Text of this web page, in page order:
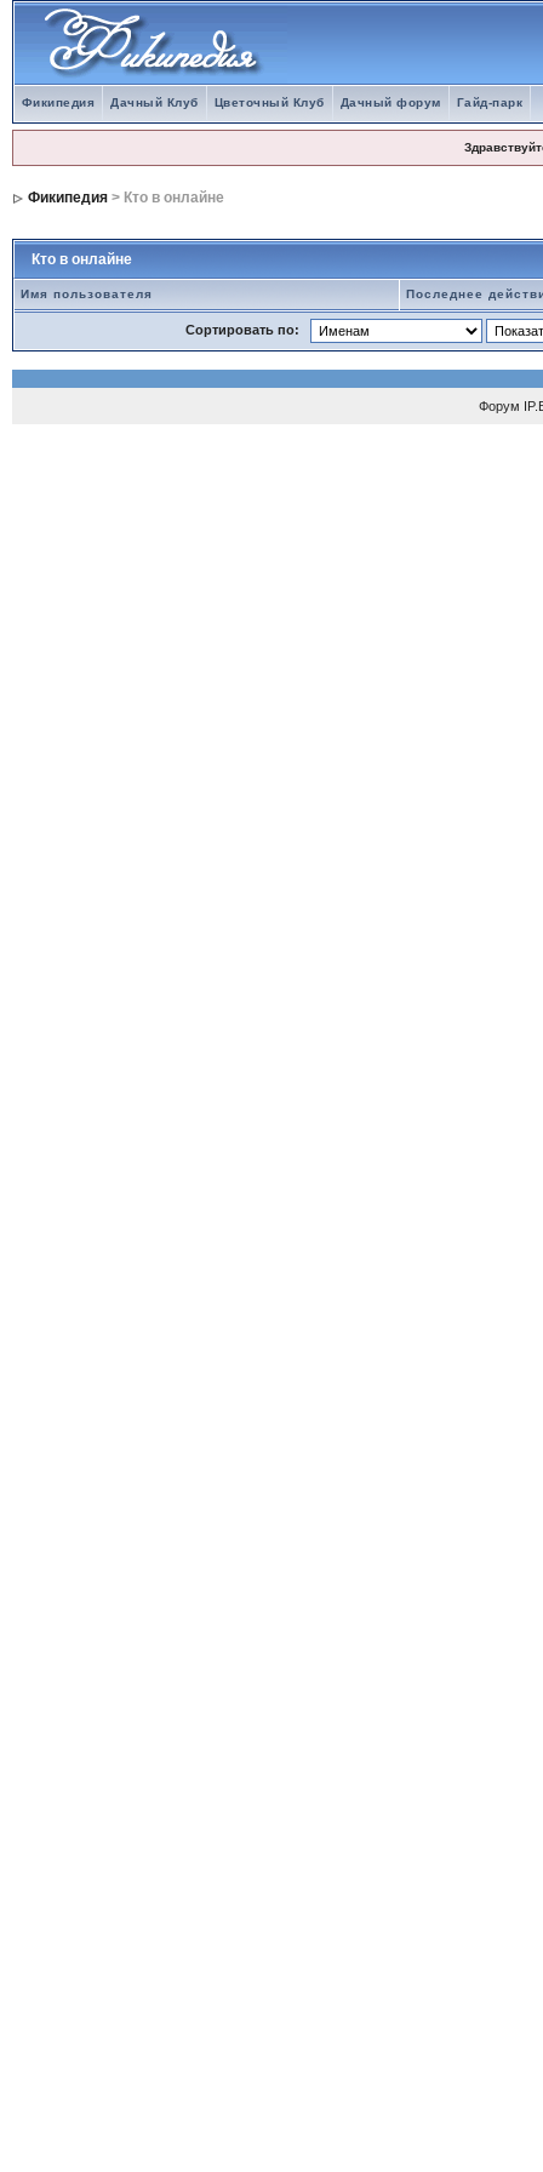
Фикипедия Дачный Клуб Цветочный Клуб Дачный форум Гайд-парк
Фикипедия> Кто в онлайне
Кто в онлайне
Имя пользователя Последнее
Сортировать по:
Форум